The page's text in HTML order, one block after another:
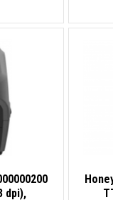
dpi),